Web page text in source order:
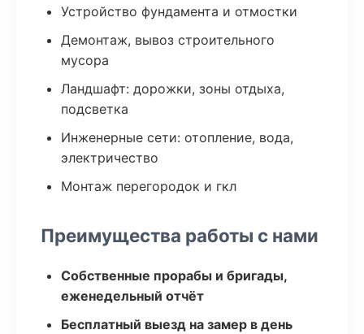
Устройство фундамента и отмостки
Демонтаж, вывоз строительного
мусора
Ландшафт: дорожки, зоны отдыха,
подсветка
Инженерные сети: отопление, вода,
электричество
Монтаж перегородок и гкл
Преимущества работы с нами
Собственные прорабы и бригады,
еженедельный отчёт
Бесплатный выезд на замер в день